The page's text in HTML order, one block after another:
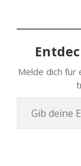
Melde dich für